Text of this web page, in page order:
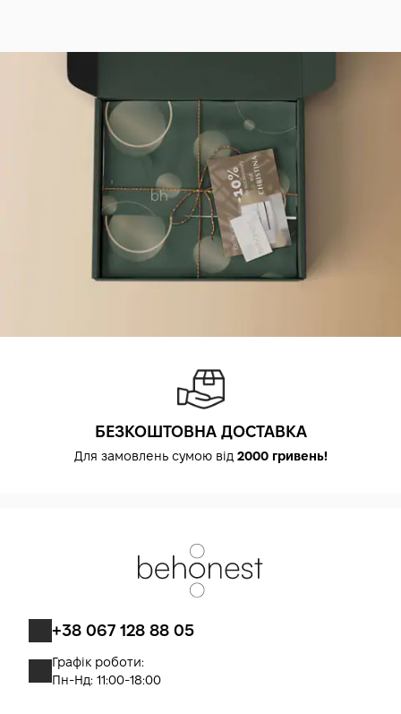
БЕЗКОШТОВНА ДОСТАВКА
Для замовлень сумою від 2000 гривень!
+38 067 128 88 05
Графік роботи:
Пн-Нд: 11:00-18:00